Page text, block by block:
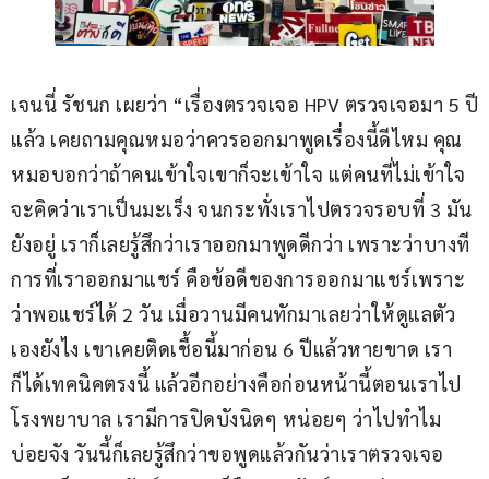
เจนนี่ รัชนก เผยว่า “เรื่องตรวจเจอ HPV ตรวจเจอมา 5 ปี
แล้ว เคยถามคุณหมอว่าควรออกมาพูดเรื่องนี้ดีไหม คุณ
หมอบอกว่าถ้าคนเข้าใจเขาก็จะเข้าใจ แต่คนที่ไม่เข้าใจ
จะคิดว่าเราเป็นมะเร็ง จนกระทั่งเราไปตรวจรอบที่ 3 มัน
ยังอยู่ เราก็เลยรู้สึกว่าเราออกมาพูดดีกว่า เพราะว่าบางที
การที่เราออกมาแชร์ คือข้อดีของการออกมาแชร์เพราะ
ว่าพอแชร์ได้ 2 วัน เมื่อวานมีคนทักมาเลยว่าให้ดูแลตัว
เองยังไง เขาเคยติดเชื้อนี้มาก่อน 6 ปีแล้วหายขาด เรา
ก็ได้เทคนิคตรงนี้ แล้วอีกอย่างคือก่อนหน้านี้ตอนเราไป
โรงพยาบาล เรามีการปิดบังนิดๆ หน่อยๆ ว่าไปทำไม
บ่อยจัง วันนี้ก็เลยรู้สึกว่าขอพูดแล้วกันว่าเราตรวจเจอ